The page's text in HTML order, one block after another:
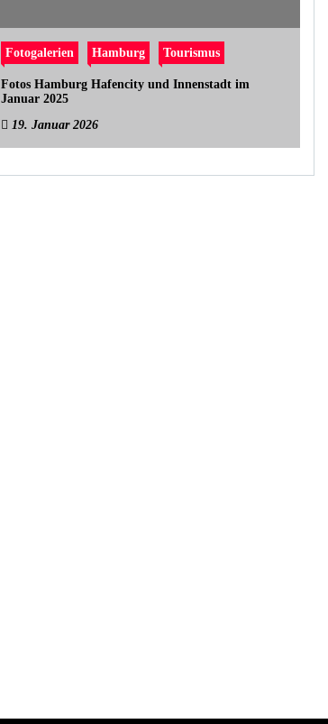
Fotogalerien Hamburg Tourismus
Fotos Hamburg Hafencity und Innenstadt im
Januar 2025
19. Januar 2026